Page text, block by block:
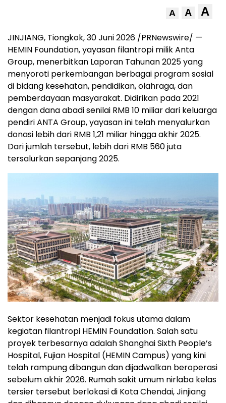
A A A
JINJIANG, Tiongkok, 30 Juni 2026 /PRNewswire/ —
HEMIN Foundation, yayasan filantropi milik Anta
Group, menerbitkan Laporan Tahunan 2025 yang
menyoroti perkembangan berbagai program sosial
di bidang kesehatan, pendidikan, olahraga, dan
pemberdayaan masyarakat. Didirikan pada 2021
dengan dana abadi senilai RMB 10 miliar dari keluarga
pendiri ANTA Group, yayasan ini telah menyalurkan
donasi lebih dari RMB 1,21 miliar hingga akhir 2025.
Dari jumlah tersebut, lebih dari RMB 560 juta
tersalurkan sepanjang 2025.
Sektor kesehatan menjadi fokus utama dalam
kegiatan filantropi HEMIN Foundation. Salah satu
proyek terbesarnya adalah Shanghai Sixth People’s
Hospital, Fujian Hospital (HEMIN Campus) yang kini
telah rampung dibangun dan dijadwalkan beroperasi
sebelum akhir 2026. Rumah sakit umum nirlaba kelas
tersier tersebut berlokasi di Kota Chendai, Jinjiang